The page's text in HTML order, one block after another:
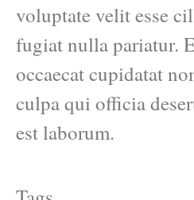
voluptate velit esse
fugiat nulla pariatur.
occaecat cupidatat
culpa qui officia
est laborum.